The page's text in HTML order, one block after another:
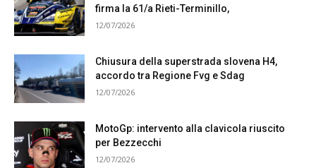
firma la 61/a Rieti-Terminillo,
12/07/2026
Chiusura della superstrada slovena H4,
accordo tra Regione Fvg e Sdag
12/07/2026
MotoGp: intervento alla clavicola riuscito
per Bezzecchi
12/07/2026